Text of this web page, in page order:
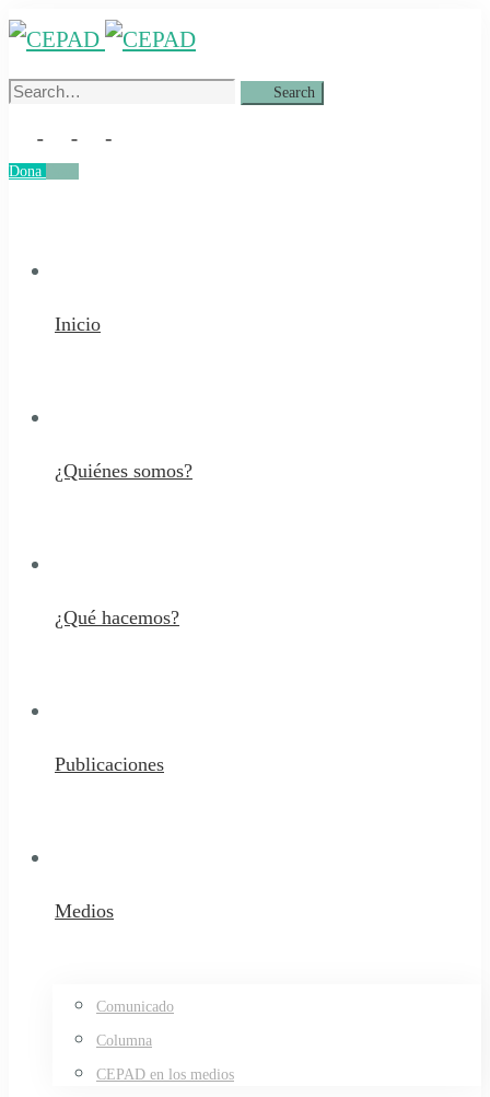
Search
Search
Dona
Inicio
¿Quiénes somos?
¿Qué hacemos?
Publicaciones
Medios
Comunicado
Columna
CEPAD en los medios